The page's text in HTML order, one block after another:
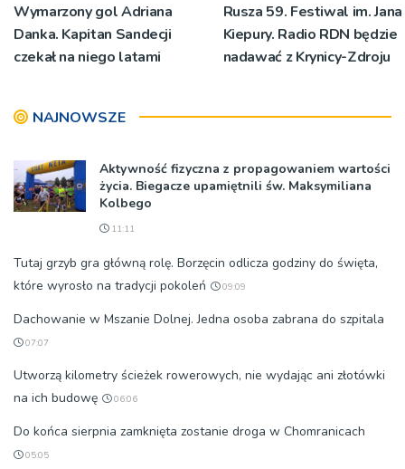
Wymarzony gol Adriana
Danka. Kapitan Sandecji
czekał na niego latami
Rusza 59. Festiwal im. Jana
Kiepury. Radio RDN będzie
nadawać z Krynicy-Zdroju
NAJNOWSZE
Aktywność fizyczna z propagowaniem wartości
życia. Biegacze upamiętnili św. Maksymiliana
Kolbego
11:11
Tutaj grzyb gra główną rolę. Borzęcin odlicza godziny do święta,
które wyrosło na tradycji pokoleń
09:09
Dachowanie w Mszanie Dolnej. Jedna osoba zabrana do szpitala
07:07
Utworzą kilometry ścieżek rowerowych, nie wydając ani złotówki
na ich budowę
06:06
Do końca sierpnia zamknięta zostanie droga w Chomranicach
05:05